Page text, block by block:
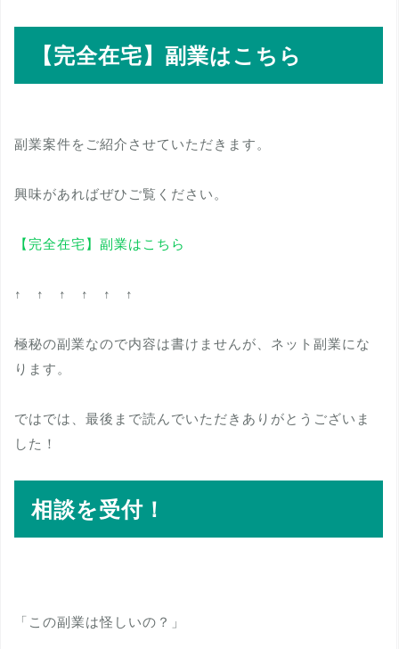
【完全在宅】副業はこちら
副業案件をご紹介させていただきます。
興味があればぜひご覧ください。
【完全在宅】副業はこちら
↑ ↑ ↑ ↑ ↑ ↑
極秘の副業なので内容は書けませんが、ネット副業にな
ります。
ではでは、最後まで読んでいただきありがとうございま
した！
相談を受付！
「この副業は怪しいの？」